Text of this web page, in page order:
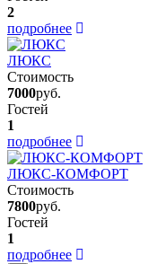
2
подробнее
ЛЮКС
Стоимость
7000руб.
Гостей
1
подробнее
ЛЮКС-КОМФОРТ
Стоимость
7800руб.
Гостей
1
подробнее